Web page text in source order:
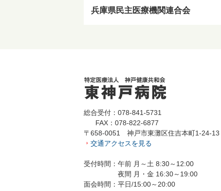
兵庫県民主医療機関連合会
総合受付：078-841-5731
FAX：078-822-6877
〒658-0051 神戸市東灘区住吉本町1-24-13
交通アクセスを見る
受付時間：午前 月～土 8:30～12:00
夜間 月・金 16:30～19:00
面会時間：平日/15:00～20:00